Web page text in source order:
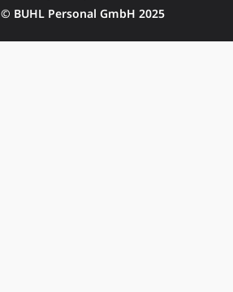
© BUHL Personal GmbH 2025